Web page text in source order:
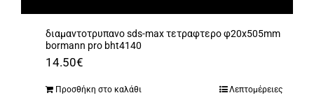
διαμαντοτρυπανο sds-max τετραφτερο φ20x505mm
bormann pro bht4140
14.50€
Προσθήκη στο καλάθι Λεπτομέρειες